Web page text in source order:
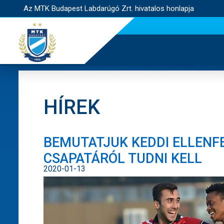
Az MTK Budapest Labdarúgó Zrt. hivatalos honlapja
HÍREK
BEMUTATJUK KEDDI
CSAPATÁRÓL TUDNI KELL
2020-01-13